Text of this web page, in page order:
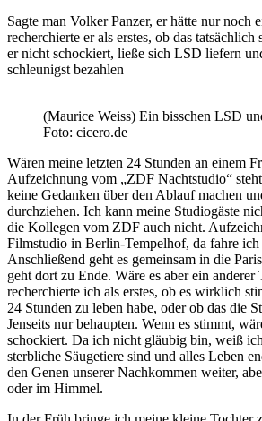
Sagte man Volker Panzer, er hätte nur noch
recherchierte er als erstes, ob das
er nicht schockiert, ließe sich LSD liefern
schleunigst bezahlen
(Maurice Weiss) Ein bisschen LSD
Foto: cicero.de
Wären meine letzten 24 Stunden an einem
Aufzeichnung vom „ZDF Nachtstudio“
keine Gedanken über den Ablauf machen
durchziehen. Ich kann meine Studiogäste
die Kollegen vom ZDF auch nicht.
Filmstudio in Berlin-Tempelhof, da fahre ich
Anschließend geht es gemeinsam in die
geht dort zu Ende. Wäre es aber ein anderer
recherchierte ich als erstes, ob es wirklich
24 Stunden zu leben habe, oder ob das die
Jenseits nur behaupten. Wenn es stimmt,
schockiert. Da ich nicht gläubig bin, weiß
sterbliche Säugetiere sind und alles Leben
den Genen unserer Nachkommen weiter,
oder im Himmel.